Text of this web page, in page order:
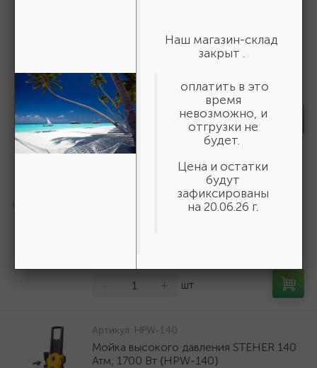
водостойкий, шлифовальный рулон на
тканевой основе (3550-16-775)
19 618 ₽
В наличии 6
- шт
Шнур хозяйственный СИБИН,
полиэфирный, длина 25 м, диаметр -
+ шт
Артикул: HPW-140
Мойка высокого давления STEHER 140
Атм, 1700 Вт {HPW-140}
Наш магазин-склад
закрыт .
оплатить в это
время
невозможно, и
отгрузки не
будет.
Цена и остатки
будут
зафиксированы
на 20.06.26 г.